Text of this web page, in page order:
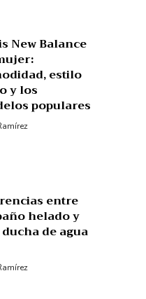
New Balance
estilo
y los
populares
entre
helado y
de agua